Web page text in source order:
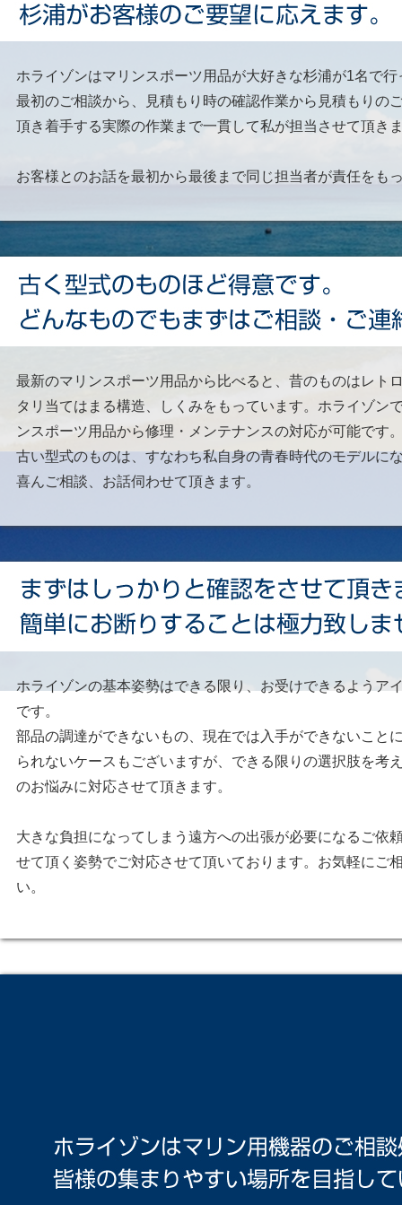
ホライゾンはマリンスポーツ用品が大好きな杉浦が1名で行
最初のご相談から、見積もり時の確認作業から見積もりの
頂き着手する実際の作業まで一貫して私が担当させて頂き
お客様とのお話を最初から最後まで同じ担当者が責任をも
最新のマリンスポーツ用品から比べると、昔のものはレト
タリ当てはまる構造、しくみをもっています。ホライゾン
ンスポーツ用品から修理・メンテナンスの対応が可能です
古い型式のものは、すなわち私自身の青春時代のモデルに
喜んご相談、お話伺わせて頂きます。
ホライゾンの基本姿勢はできる限り、お受けできるようア
です。
部品の調達ができないもの、現在では入手ができないこと
られないケースもございますが、できる限りの選択肢を考
のお悩みに対応させて頂きます。
大きな負担になってしまう遠方への出張が必要になるご依
せて頂く姿勢でご対応させて頂いております。お気軽にご
い。